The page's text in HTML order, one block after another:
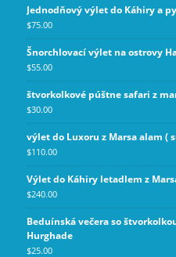
Jednodňový výlet do Káhiry a
$75.00
Šnorchlovací výlet na ostrovy
$55.00
štvorkolkové púštne safari z
$30.00
výlet do Luxoru z Marsa alam (
$110.00
Výlet do Káhiry letadlem z
$240.00
Beduínská večera so
Hurghade
$25.00